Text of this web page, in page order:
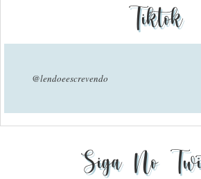
Tiktok
@lendoeescrevendo
Siga No